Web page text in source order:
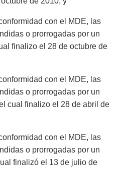
con el MDE, las
o prorrogadas por un
finalizo el 28 de octubre de
con el MDE, las
o prorrogadas por un
cual finalizo el 28 de abril de
con el MDE, las
o prorrogadas por un
finalizó el 13 de julio de